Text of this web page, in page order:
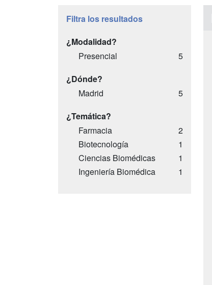
Filtra los resultados
¿Modalidad?
Presencial
5
¿Dónde?
Madrid
5
¿Temática?
Farmacia
2
Biotecnología
1
Ciencias Biomédicas
1
Ingeniería Biomédica
1